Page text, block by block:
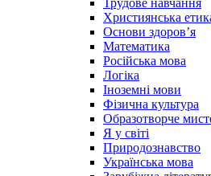
Трудове навчання
Християнська
Основи здоров’я
Математика
Російська мова
Логіка
Іноземні мови
Фізична культура
Образотворче
Я у світі
Природознавство
Українська мова